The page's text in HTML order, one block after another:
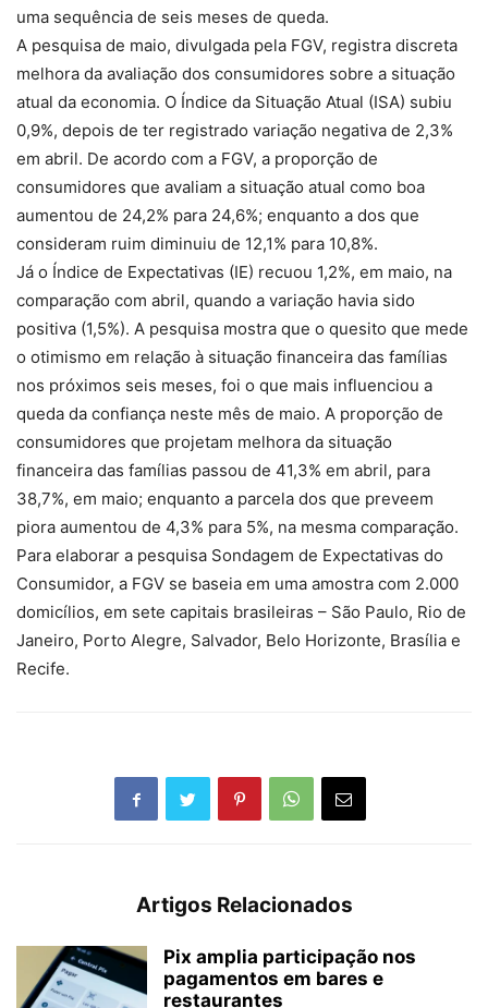
uma sequência de seis meses de queda.
A pesquisa de maio, divulgada pela FGV, registra discreta
melhora da avaliação dos consumidores sobre a situação
atual da economia. O Índice da Situação Atual (ISA) subiu
0,9%, depois de ter registrado variação negativa de 2,3%
em abril. De acordo com a FGV, a proporção de
consumidores que avaliam a situação atual como boa
aumentou de 24,2% para 24,6%; enquanto a dos que
consideram ruim diminuiu de 12,1% para 10,8%.
Já o Índice de Expectativas (IE) recuou 1,2%, em maio, na
comparação com abril, quando a variação havia sido
positiva (1,5%). A pesquisa mostra que o quesito que mede
o otimismo em relação à situação financeira das famílias
nos próximos seis meses, foi o que mais influenciou a
queda da confiança neste mês de maio. A proporção de
consumidores que projetam melhora da situação
financeira das famílias passou de 41,3% em abril, para
38,7%, em maio; enquanto a parcela dos que preveem
piora aumentou de 4,3% para 5%, na mesma comparação.
Para elaborar a pesquisa Sondagem de Expectativas do
Consumidor, a FGV se baseia em uma amostra com 2.000
domicílios, em sete capitais brasileiras – São Paulo, Rio de
Janeiro, Porto Alegre, Salvador, Belo Horizonte, Brasília e
Recife.
Artigos Relacionados
Pix amplia participação nos
pagamentos em bares e
restaurantes